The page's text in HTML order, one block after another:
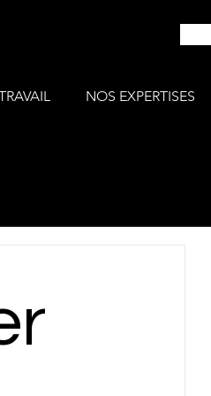
NOS EXPERTISES